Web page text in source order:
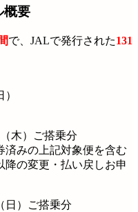
概要
で、JALで発行された131
木）ご搭乗分
済みの上記対象便を含む
降の変更・払い戻しお申
日）ご搭乗分